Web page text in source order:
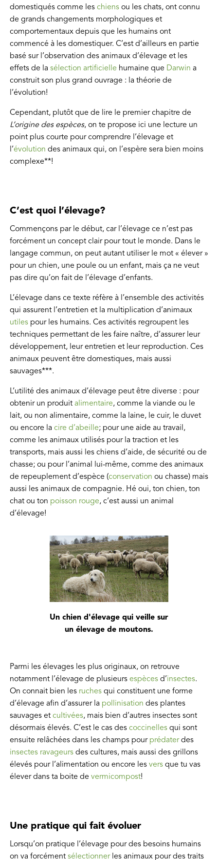
domestiqués comme les chiens ou les chats, ont connu
de grands changements morphologiques et
comportementaux depuis que les humains ont
commencé à les domestiquer. C’est d’ailleurs en partie
basé sur l’observation des animaux d’élevage et les
effets de la sélection artificielle humaine que Darwin a
construit son plus grand ouvrage : la théorie de
l’évolution!
Cependant, plutôt que de lire le premier chapitre de
L’origine des espèces, on te propose ici une lecture un
point plus courte pour comprendre l’élevage et
l’évolution des animaux qui, on l’espère sera bien moins
complexe**!
C’est quoi l’élevage?
Commençons par le début, car l’élevage ce n’est pas
forcément un concept clair pour tout le monde. Dans le
langage commun, on peut autant utiliser le mot « élever »
pour un chien, une poule ou un enfant, mais ça ne veut
pas dire qu’on fait de l’élevage d’enfants.
L’élevage dans ce texte réfère à l’ensemble des activités
qui assurent l’entretien et la multiplication d’animaux
utiles pour les humains. Ces activités regroupent les
techniques permettant de les faire naître, d’assurer leur
développement, leur entretien et leur reproduction. Ces
animaux peuvent être domestiques, mais aussi
sauvages***.
L’utilité des animaux d’élevage peut être diverse : pour
obtenir un produit alimentaire, comme la viande ou le
lait, ou non alimentaire, comme la laine, le cuir, le duvet
ou encore la cire d’abeille; pour une aide au travail,
comme les animaux utilisés pour la traction et les
transports, mais aussi les chiens d’aide, de sécurité ou de
chasse; ou pour l’animal lui-même, comme des animaux
de repeuplement d’espèce (conservation ou chasse) mais
aussi les animaux de compagnie. Hé oui, ton chien, ton
chat ou ton poisson rouge, c’est aussi un animal
d’élevage!
Un chien d'élevage qui veille sur
un élevage de moutons.
Parmi les élevages les plus originaux, on retrouve
notamment l’élevage de plusieurs espèces d’insectes.
On connait bien les ruches qui constituent une forme
d’élevage afin d’assurer la pollinisation des plantes
sauvages et cultivées, mais bien d’autres insectes sont
désormais élevés. C’est le cas des coccinelles qui sont
ensuite relâchées dans les champs pour prédaterdes
insectes ravageurs des cultures, mais aussi des grillons
élevés pour l’alimentation ou encore les vers que tu vas
élever dans ta boite de vermicompost!
Une pratique qui fait évoluer
Lorsqu’on pratique l’élevage pour des besoins humains
on va forcément sélectionner les animaux pour des traits